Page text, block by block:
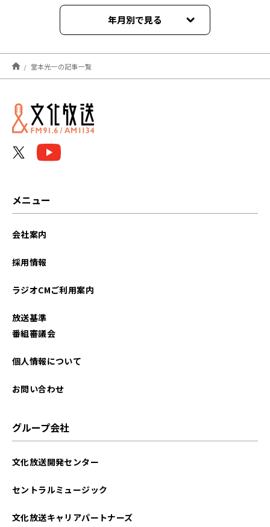
年月別で見る
2026年08月
2026年07月
2026年06月
2025年09月
2025年06月
堂本光一の記事一覧
メニュー
会社案内
採用情報
ラジオCMご利用案内
放送基準
番組審議会
個人情報について
お問い合わせ
グループ会社
文化放送開発センター
セントラルミュージック
文化放送キャリアパートナーズ